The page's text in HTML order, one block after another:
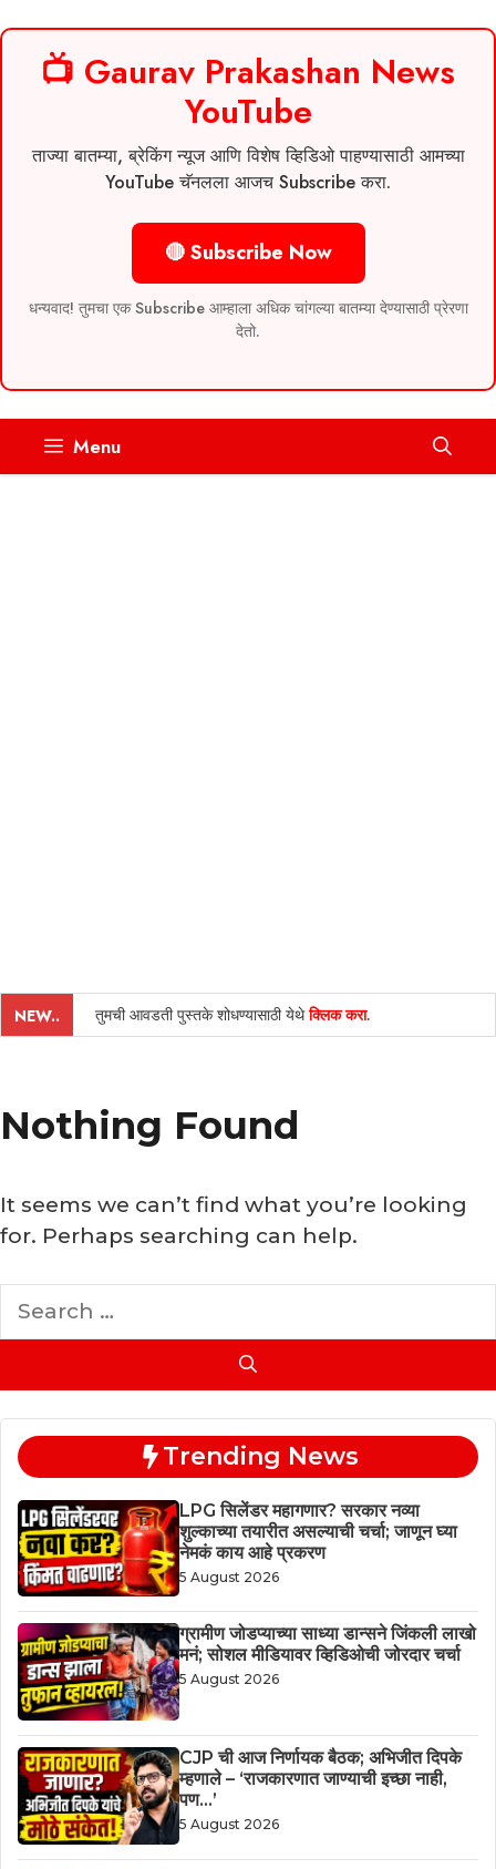
📺 Gaurav Prakashan News
YouTube
ताज्या बातम्या, ब्रेकिंग न्यूज आणि विशेष व्हिडिओ पाहण्यासाठी आमच्या
YouTube चॅनलला आजच Subscribe करा.
🔴 Subscribe Now
धन्यवाद! तुमचा एक Subscribe आम्हाला अधिक चांगल्या बातम्या देण्यासाठी प्रेरणा
देतो.
Menu
NEW.. तुमची आवडती पुस्तके शोधण्यासाठी येथेक्लिक करा.
Nothing Found
It seems we can’t find what you’re looking
for. Perhaps searching can help.
Trending News
LPG सिलेंडर महागणार? सरकार नव्या
शुल्काच्या तयारीत असल्याची चर्चा; जाणून घ्या
नेमकं काय आहे प्रकरण
5 August 2026
ग्रामीण जोडप्याच्या साध्या डान्सने जिंकली लाखो
मनं; सोशल मीडियावर व्हिडिओची जोरदार चर्चा
5 August 2026
CJP ची आज निर्णायक बैठक; अभिजीत दिपके
म्हणाले – ‘राजकारणात जाण्याची इच्छा नाही,
पण…’
5 August 2026